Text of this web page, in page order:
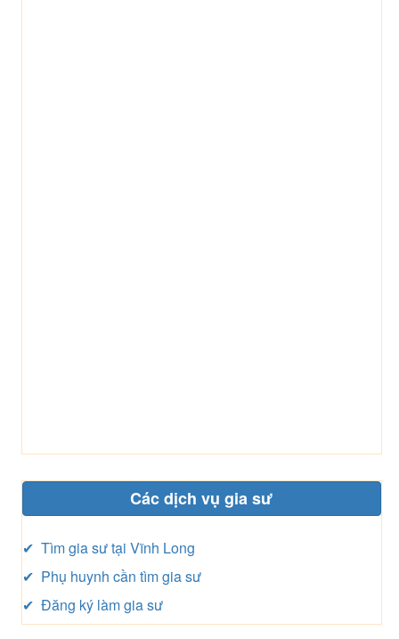
Các dịch vụ gia sư
✔ Tìm gia sư tại Vĩnh Long
✔ Phụ huynh cần tìm gia sư
✔ Đăng ký làm gia sư